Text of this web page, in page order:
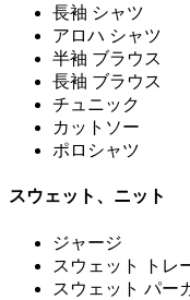
長袖 シャツ
アロハ シャツ
半袖 ブラウス
長袖 ブラウス
チュニック
カットソー
ポロシャツ
スウェット、ニット
ジャージ
スウェット トレ
スウェット パー